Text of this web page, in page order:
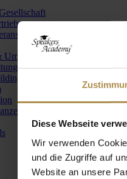
Diese Webseite
Wir verwenden
und die Zugriffe auf
Website an unsere